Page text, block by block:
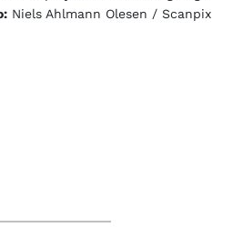
Niels Ahlmann Olesen / Scanpix